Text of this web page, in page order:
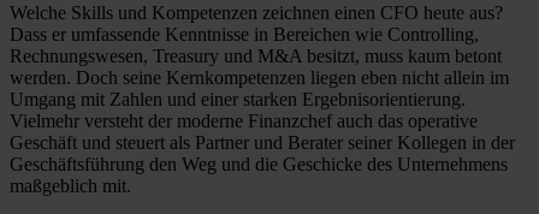
Welche Skills und Kompetenzen zeichnen einen CFO heute aus?
Dass er umfassende Kenntnisse in Bereichen wie Controlling,
Rechnungswesen, Treasury und M&A besitzt, muss kaum betont
werden. Doch seine Kernkompetenzen liegen eben nicht allein im
Umgang mit Zahlen und einer starken Ergebnisorientierung.
Vielmehr versteht der moderne Finanzchef auch das operative
Geschäft und steuert als Partner und Berater seiner Kollegen in der
Geschäftsführung den Weg und die Geschicke des Unternehmens
maßgeblich mit.